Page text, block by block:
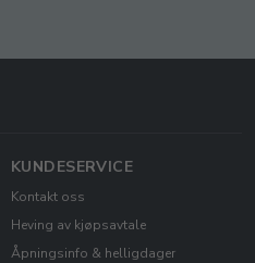
KUNDESERVICE
Kontakt oss
Heving av kjøpsavtale
Åpningsinfo & helligdager